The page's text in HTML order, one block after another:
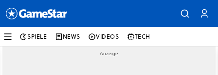
SPIELE NEWS VIDEOS TECH